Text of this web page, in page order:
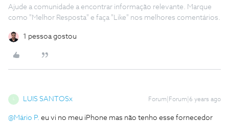
Ajude a comunidade a encontrar informação relevante. Marque
como "Melhor Resposta" e faça "Like" nos melhores comentários.
1 pessoa gostou
LUIS SANTOSx Forum|Forum|6 years ago
@Mário P. eu vi no meu iPhone mas não tenho esse fornecedor